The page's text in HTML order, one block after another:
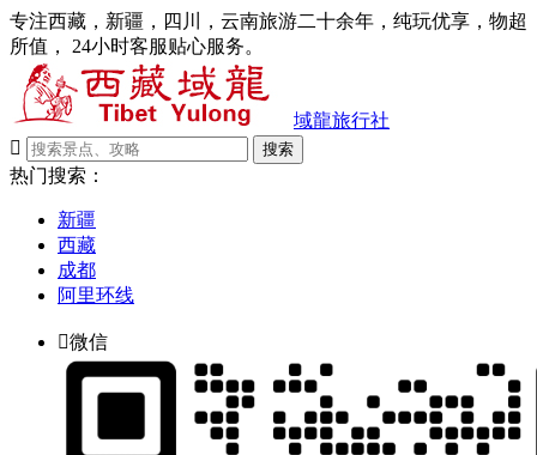
专注西藏，新疆，四川，云南旅游二十余年，纯玩优享，物超
所值， 24小时客服贴心服务。
域龍旅行社

搜索
热门搜索：
新疆
西藏
成都
阿里环线
微信